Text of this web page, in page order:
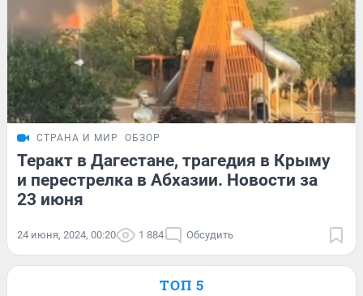
СТРАНА И МИР ОБЗОР
Теракт в Дагестане, трагедия в Крыму
и перестрелка в Абхазии. Новости за
23 июня
24 июня, 2024, 00:20 1 884 Обсудить
ТОП 5